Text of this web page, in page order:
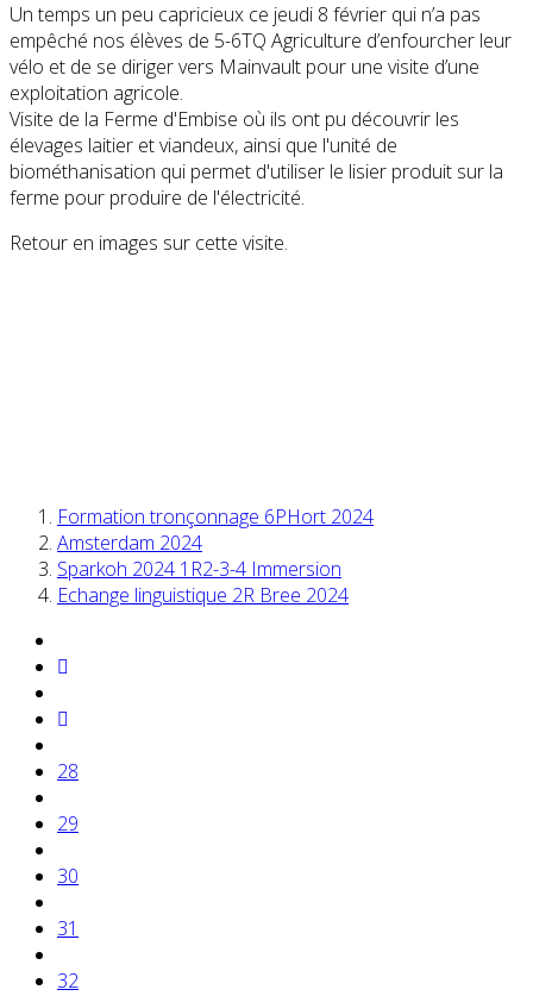
Un temps un peu capricieux ce jeudi 8 février qui n’a pas
empêché nos élèves de 5-6TQ Agriculture d’enfourcher leur
vélo et de se diriger vers Mainvault pour une visite d’une
exploitation agricole.
Visite de la Ferme d'Embise où ils ont pu découvrir les
élevages laitier et viandeux, ainsi que l'unité de
biométhanisation qui permet d'utiliser le lisier produit sur la
ferme pour produire de l'électricité.
Retour en images sur cette visite.
Formation tronçonnage 6PHort 2024
Amsterdam 2024
Sparkoh 2024 1R2-3-4 Immersion
Echange linguistique 2R Bree 2024
28
29
30
31
32